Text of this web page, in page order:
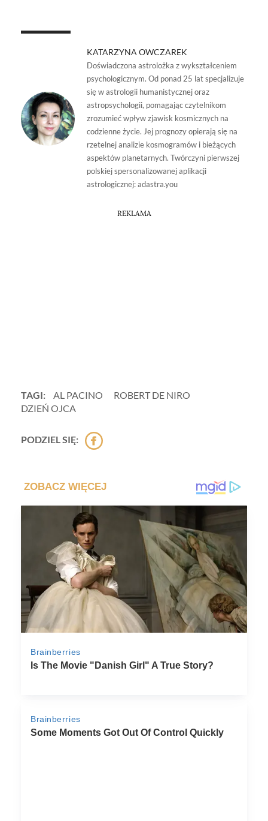
KATARZYNA OWCZAREK
Doświadczona astrolożka z wykształceniem
psychologicznym. Od ponad 25 lat specjalizuje
się w astrologii humanistycznej oraz
astropsychologii, pomagając czytelnikom
zrozumieć wpływ zjawisk kosmicznych na
codzienne życie. Jej prognozy opierają się na
rzetelnej analizie kosmogramów i bieżących
aspektów planetarnych. Twórczyni pierwszej
polskiej spersonalizowanej aplikacji
astrologicznej: adastra.you
REKLAMA
TAGI: AL PACINO
ROBERT DE NIRO
DZIEŃ OJCA
PODZIEL SIĘ: